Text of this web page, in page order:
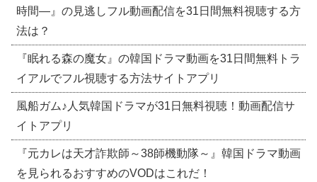
時間―』の見逃しフル動画配信を31日間無料視聴する方
法は？
『眠れる森の魔女』の韓国ドラマ動画を31日間無料トラ
イアルでフル視聴する方法サイトアプリ
風船ガム♪人気韓国ドラマが31日無料視聴！動画配信サ
イトアプリ
『元カレは天才詐欺師～38師機動隊～』韓国ドラマ動画
を見られるおすすめのVODはこれだ！